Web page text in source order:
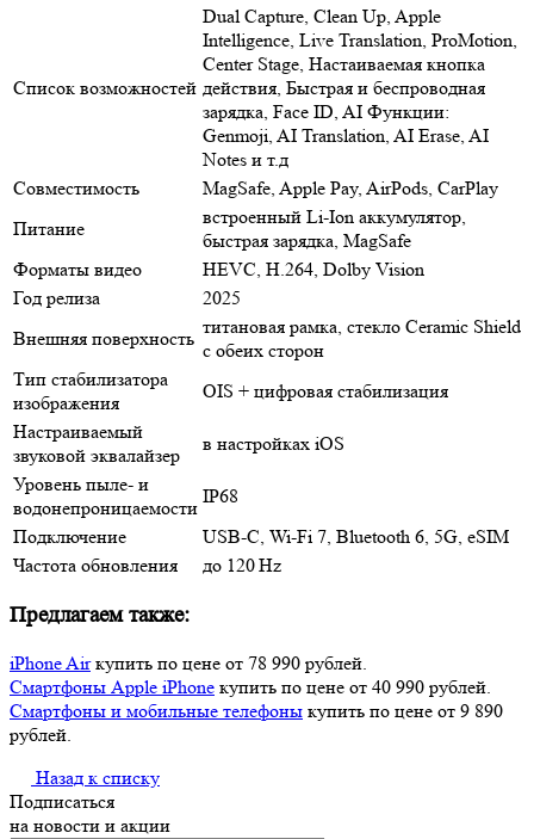
Список возможностей
Dual Capture, Clean Up, Apple
Intelligence, Live Translation, ProMotion,
Center Stage, Настаиваемая кнопка
действия, Быстрая и беспроводная
зарядка, Face ID, AI Функции:
Genmoji, AI Translation, AI Erase, AI
Notes и т.д
Совместимость
MagSafe, Apple Pay, AirPods, CarPlay
Питание
встроенный Li-Ion аккумулятор,
быстрая зарядка, MagSafe
Форматы видео
HEVC, H.264, Dolby Vision
Год релиза
2025
Внешняя поверхность
титановая рамка, стекло Ceramic Shield
с обеих сторон
Тип стабилизатора
изображения
OIS + цифровая стабилизация
Настраиваемый
звуковой эквалайзер
в настройках iOS
Уровень пыле- и
водонепроницаемости
IP68
Подключение
USB-C, Wi‑Fi 7, Bluetooth 6, 5G, eSIM
Частота обновления
до 120 Hz
Предлагаем также:
iPhone Airкупить по цене от 78 990 рублей.
Смартфоны Apple iPhone купить по цене от 40 990 рублей.
Смартфоны и мобильные телефоны купить по цене от 9 890
рублей.
Назад к списку
Подписаться
на новости и акции